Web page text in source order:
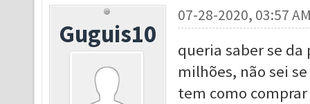
Guguis10
07-28-2020, 03:57
queria saber se da
milhões, não sei
tem como